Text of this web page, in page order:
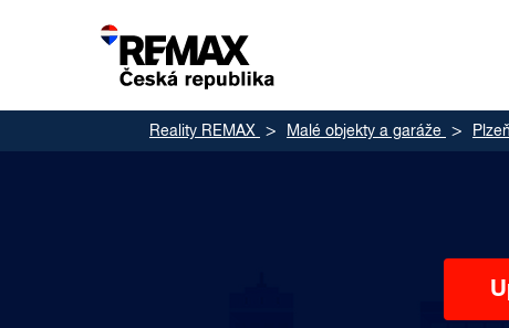
Reality REMAX Malé objekty a garáže